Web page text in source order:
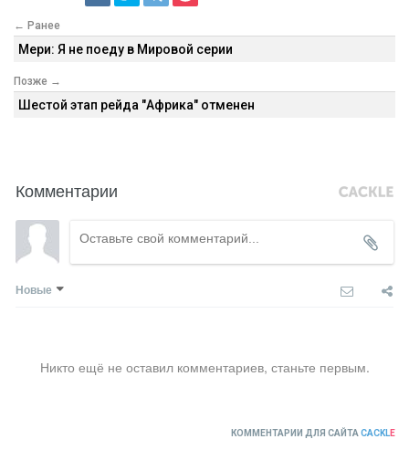
← Ранее
Мери: Я не поеду в Мировой серии
Позже →
Шестой этап рейда "Африка" отменен
Комментарии
Новые
Никто ещё не оставил комментариев, станьте первым.
КОММЕНТАРИИ ДЛЯ САЙТА CACKLE